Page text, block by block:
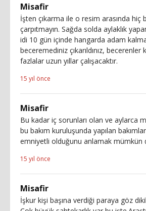
Misafir
İşten çıkarma ile o resim arasında hiç
çarpıtmayın. Sağda solda aylaklık
idi 10 gün içinde hangarda adam
beceremediniz çıkarıldınız,
fazlalar uzun yıllar çalışacaktır.
15 yıl önce
Misafir
Bu kadar iç sorunları olan ve aylarca
bu bakım kuruluşunda yapılan
emniyetli olduğunu anlamak mümkün
15 yıl önce
Misafir
İşkur kişi başına verdiği paraya göz